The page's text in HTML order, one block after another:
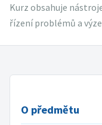
Kurz obsahuje
řízení problémů a
O předmětu